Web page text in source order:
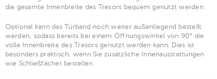
die gesamte Innenbreite des Tresors bequem genutzt werden.
Optional kann das Türband noch weiter außenliegend bestellt
werden, sodass bereits bei einem Öffnungswinkel von 90° die
volle Innenbreite des Tresors genutzt werden kann. Dies ist
besonders praktisch, wenn Sie zusätzliche Innenausstattungen
wie Schließfächer bestellen.